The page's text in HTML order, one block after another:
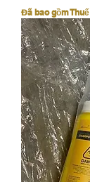
Đã bao gồm Thuế